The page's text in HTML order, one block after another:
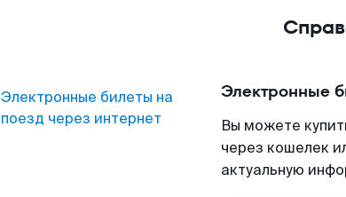
Электронные билеты на
поезд через интернет
Электронные
Вы можете
через кошелек
актуальную